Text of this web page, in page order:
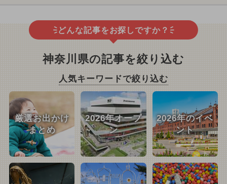
どんな記事をお探しですか？
神奈川県の記事を絞り込む
人気キーワードで絞り込む
厳選お出かけ
まとめ
2026年オープ
ン
2026年のイベ
ント